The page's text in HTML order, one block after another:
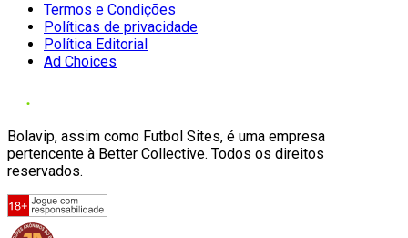
Termos e Condições
Políticas de privacidade
Política Editorial
Ad Choices
Bolavip, assim como Futbol Sites, é uma empresa
pertencente à Better Collective. Todos os direitos
reservados.